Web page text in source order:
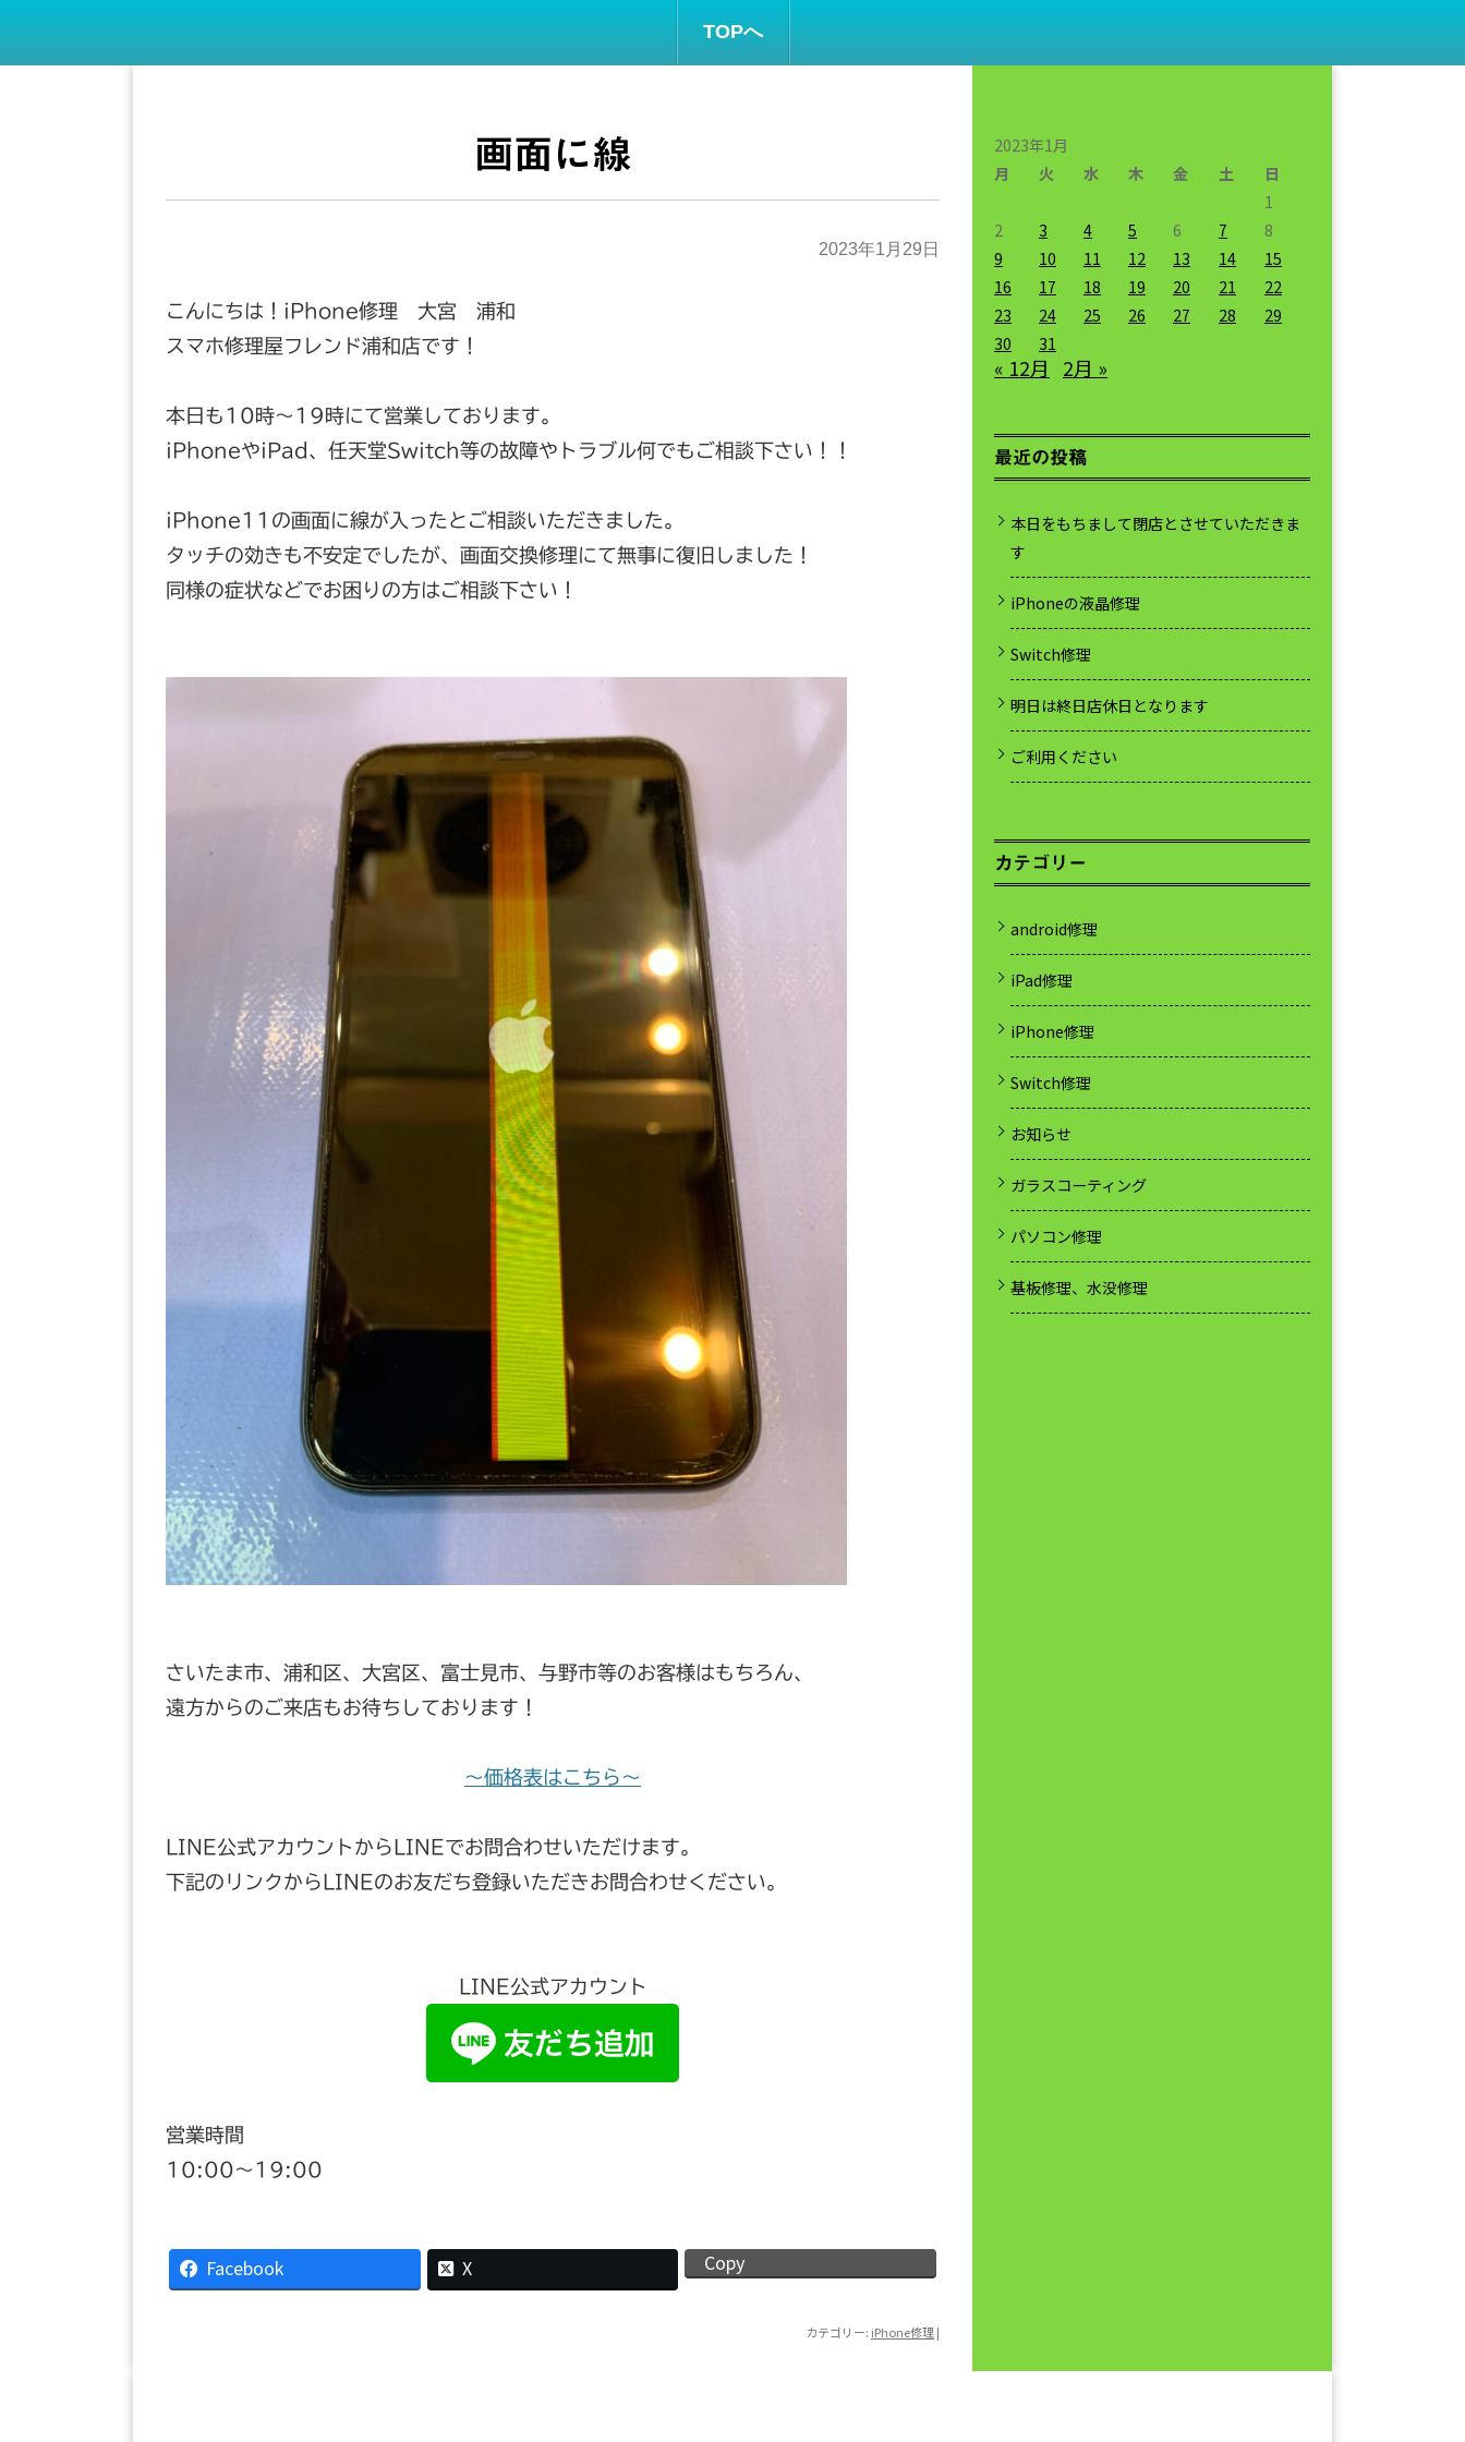
TOPへ
画面に線
2023年1月29日
こんにちは！iPhone修理 大宮 浦和
スマホ修理屋フレンド浦和店です！
本日も10時～19時にて営業しております。
iPhoneやiPad、任天堂Switch等の故障やトラブル何でもご相談下さい！！
iPhone11の画面に線が入ったとご相談いただきました。
タッチの効きも不安定でしたが、画面交換修理にて無事に復旧しました！
同様の症状などでお困りの方はご相談下さい！
さいたま市、浦和区、大宮区、富士見市、与野市等のお客様はもちろん、
遠方からのご来店もお待ちしております！
～価格表はこちら～
LINE公式アカウントからLINEでお問合わせいただけます。
下記のリンクからLINEのお友だち登録いただきお問合わせください。
LINE公式アカウント
営業時間
10:00〜19:00
Facebook X Copy
カテゴリー: iPhone修理|
2023年1月
月
火 水 木 金 土
日
1
2
3 4 5 6 7
8
9
10 11 12 13 14
15
16
17 18 19 20 21
22
23
24 25 26 27 28
29
30
31
« 12月 2月 »
最近の投稿
本日をもちまして閉店とさせていただきま
す
iPhoneの液晶修理
Switch修理
明日は終日店休日となります
ご利用ください
カテゴリー
android修理
iPad修理
iPhone修理
Switch修理
お知らせ
ガラスコーティング
パソコン修理
基板修理、水没修理